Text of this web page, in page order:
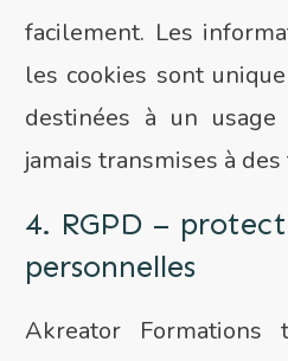
facilement. Les
les cookies sont
destinées à un
jamais transmises à des
4. RGPD –
personnelles
Akreator Formations